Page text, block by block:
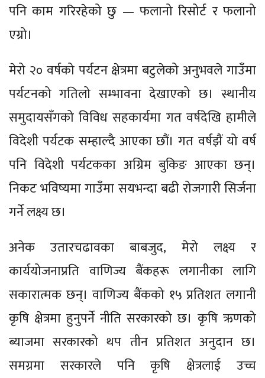
पनि काम गरिरहेको छु — फलानो रिसोर्ट र फलानो
एग्रो।
मेरो २० वर्षको पर्यटन क्षेत्रमा बटुलेको अनुभवले गाउँमा
पर्यटनको गतिलो सम्भावना देखाएको छ। स्थानीय
समुदायसँगको विविध सहकार्यमा गत वर्षदेखि हामीले
विदेशी पर्यटक सम्हाल्दै आएका छौं। गत वर्षझैं यो वर्ष
पनि विदेशी पर्यटकका अग्रिम बुकिङ आएका छन्।
निकट भविष्यमा गाउँमा सयभन्दा बढी रोजगारी सिर्जना
गर्ने लक्ष्य छ।
अनेक उतारचढावका बाबजुद, मेरो लक्ष्य र
कार्ययोजनाप्रति वाणिज्य बैंकहरू लगानीका लागि
सकारात्मक छन्। वाणिज्य बैंकको १५ प्रतिशत लगानी
कृषि क्षेत्रमा हुनुपर्ने नीति सरकारको छ। कृषि ऋणको
ब्याजमा सरकारको थप तीन प्रतिशत अनुदान छ।
समग्रमा सरकारले पनि कृषि क्षेत्रलाई उच्च